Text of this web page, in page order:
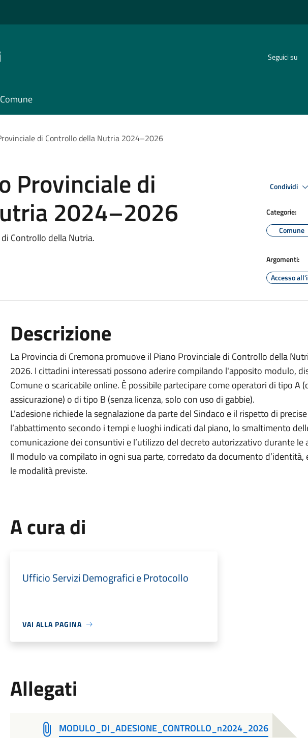
Seguici su
di Controllo della Nutria 2024–2026
Provinciale di
2024–2026
Controllo della Nutria.
Condividi
Categorie:
Comune
Argomenti:
Accesso
Descrizione
La Provincia di Cremona promuove il Piano Provinciale di Controllo della
2026. I cittadini interessati possono aderire compilando l'apposito modulo,
Comune o scaricabile online. È possibile partecipare come operatori di tipo A
assicurazione) o di tipo B (senza licenza, solo con uso di gabbie).
L’adesione richiede la segnalazione da parte del Sindaco e il rispetto di
l’abbattimento secondo i tempi e luoghi indicati dal piano, lo smaltimento
comunicazione dei consuntivi e l’utilizzo del decreto autorizzativo durante le
Il modulo va compilato in ogni sua parte, corredato da documento d’identità,
le modalità previste.
A cura di
Ufficio Servizi Demografici e Protocollo
VAI ALLA PAGINA
Allegati
MODULO_DI_ADESIONE_CONTROLLO_n2024_2026